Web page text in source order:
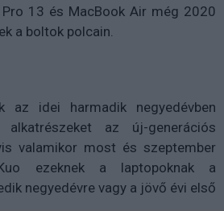
Pro 13 és MacBook Air még 2020
a boltok polcain.
az idei harmadik negyedévben
az új-generációs
valamikor most és szeptember
ezeknek a laptopoknak a
negyedévre vagy a jövő évi első